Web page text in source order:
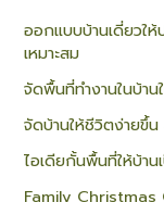
ออกแบบบ้านเดี่ยวใ
เหมาะสม
จัดพื้นที่ทำงานในบ้า
จัดบ้านให้ชีวิตง่ายขึ้
ไอเดียกั้นพื้นที่ให้บ้า
Family Christmas